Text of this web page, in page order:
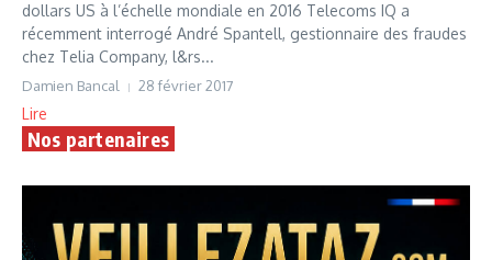
dollars US à l’échelle mondiale en 2016 Telecoms IQ a
récemment interrogé André Spantell, gestionnaire des fraudes
chez Telia Company, l&rs...
Damien Bancal 28 février 2017
Lire
Nos partenaires